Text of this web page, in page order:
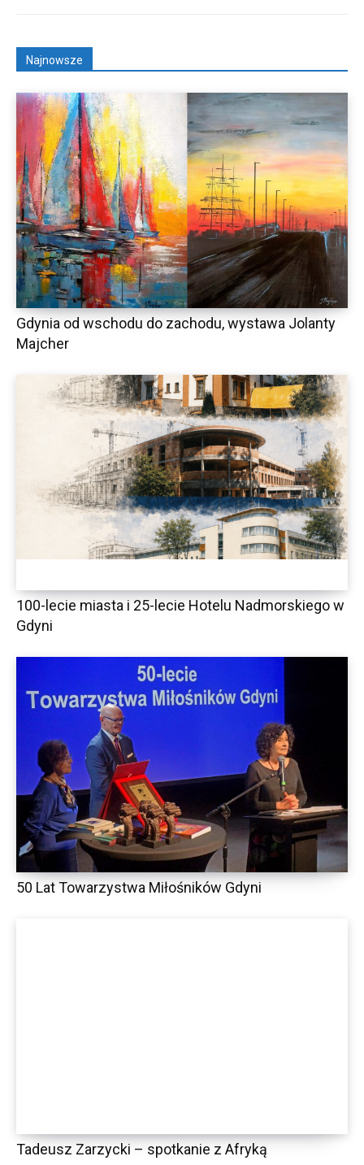
Najnowsze
Gdynia od wschodu do zachodu, wystawa Jolanty
Majcher
100-lecie miasta i 25-lecie Hotelu Nadmorskiego w
Gdyni
50 Lat Towarzystwa Miłośników Gdyni
Tadeusz Zarzycki – spotkanie z Afryką